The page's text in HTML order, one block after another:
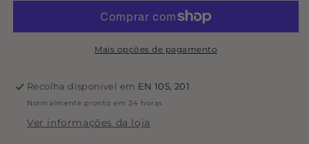
-
Feroz
-
Framboesa
Mais opções de pagamento
Recolha disponível em EN 105, 201
Normalmente pronto em 24 horas
Ver informações da loja